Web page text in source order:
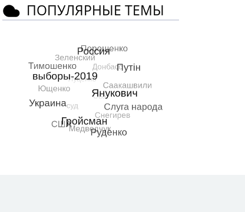
ПОПУЛЯРНЫЕ ТЕМЫ